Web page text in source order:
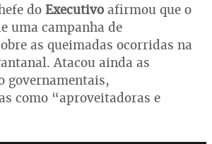
do Executivo afirmou que o
uma campanha de
as queimadas ocorridas na
Atacou ainda as
governamentais,
como “aproveitadoras e